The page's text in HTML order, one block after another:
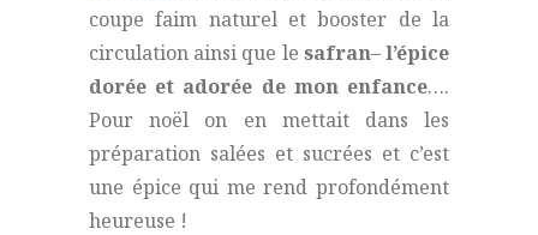
coupe faim naturel et booster de la
circulation ainsi que le safran–l’épice
dorée et adorée de mon enfance….
Pour noël on en mettait dans les
préparation salées et sucrées et c’est
une épice qui me rend profondément
heureuse !